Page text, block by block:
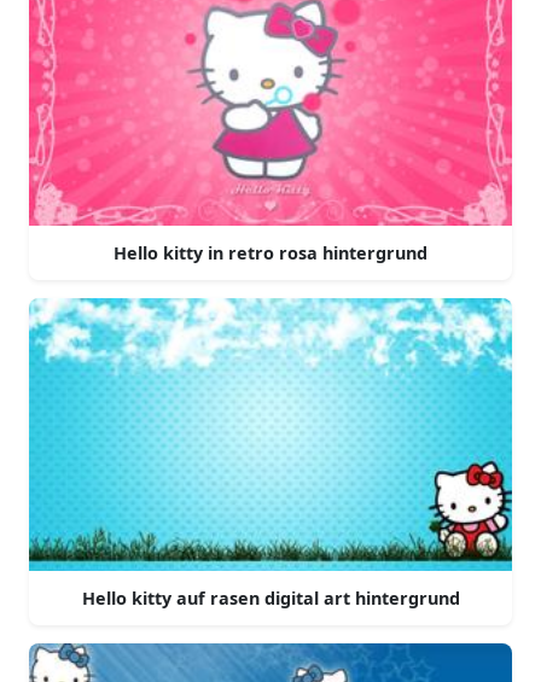
Hello kitty in retro rosa hintergrund
Hello kitty auf rasen digital art hintergrund